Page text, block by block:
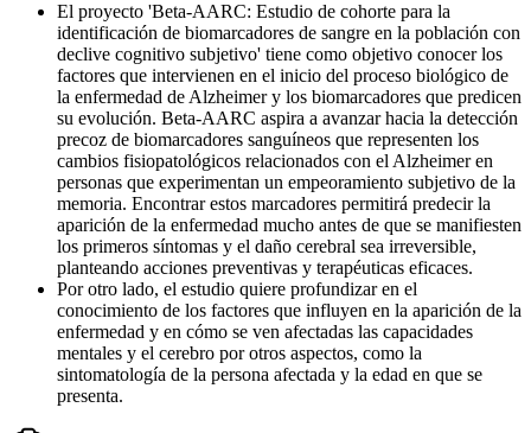
El proyecto 'Beta-AARC: Estudio de cohorte para la
identificación de biomarcadores de sangre en la población con
declive cognitivo subjetivo' tiene como objetivo conocer los
factores que intervienen en el inicio del proceso biológico de
la enfermedad de Alzheimer y los biomarcadores que predicen
su evolución. Beta-AARC aspira a avanzar hacia la detección
precoz de biomarcadores sanguíneos que representen los
cambios fisiopatológicos relacionados con el Alzheimer en
personas que experimentan un empeoramiento subjetivo de la
memoria. Encontrar estos marcadores permitirá predecir la
aparición de la enfermedad mucho antes de que se manifiesten
los primeros síntomas y el daño cerebral sea irreversible,
planteando acciones preventivas y terapéuticas eficaces.
Por otro lado, el estudio quiere profundizar en el
conocimiento de los factores que influyen en la aparición de la
enfermedad y en cómo se ven afectadas las capacidades
mentales y el cerebro por otros aspectos, como la
sintomatología de la persona afectada y la edad en que se
presenta.